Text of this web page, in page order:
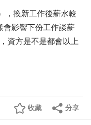
，換新工作後薪水較
會影響下份工作談薪
資方是不是都會以上
分享
收藏